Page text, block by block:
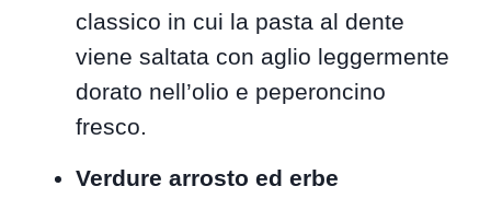
classico in cui la pasta al dente
viene saltata con aglio leggermente
dorato nell’olio e peperoncino
fresco.
Verdure arrosto ed erbe